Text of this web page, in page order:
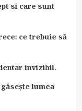
si care sunt
ce trebuie să
invizibil.
lumea